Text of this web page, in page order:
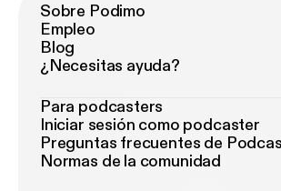
Sobre Podimo
Empleo
Blog
¿Necesitas ayuda?
Para podcasters
Iniciar sesión como podcaster
Preguntas frecuentes de
Normas de la comunidad